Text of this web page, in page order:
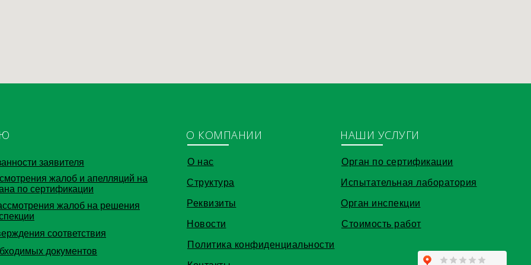
заявителя
документов
соответствия
жалоб и апелляций на
по сертификации
О КОМПАНИИ
О нас
Структура
Орган по сертификации
Стоимость работ
НАШИ УСЛУГИ
Политика конфиденциальности
Новости
Реквизиты
жалоб на решения
Испытательная лаборатория
Орган инспекции